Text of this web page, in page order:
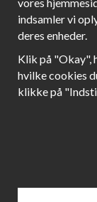
indsamler vi
deres enheder.
Klik på "Okay",
hvilke cookies
klikke på